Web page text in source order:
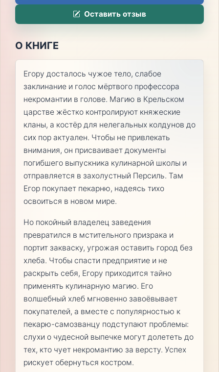
Оставить отзыв
О КНИГЕ
Егору досталось чужое тело, слабое
заклинание и голос мёртвого профессора
некромантии в голове. Магию в Крельском
царстве жёстко контролируют княжеские
кланы, а костёр для нелегальных колдунов до
сих пор актуален. Чтобы не привлекать
внимания, он присваивает документы
погибшего выпускника кулинарной школы и
отправляется в захолустный Персиль. Там
Егор покупает пекарню, надеясь тихо
освоиться в новом мире.
Но покойный владелец заведения
превратился в мстительного призрака и
портит закваску, угрожая оставить город без
хлеба. Чтобы спасти предприятие и не
раскрыть себя, Егору приходится тайно
применять кулинарную магию. Его
волшебный хлеб мгновенно завоёвывает
покупателей, а вместе с популярностью к
пекарю-самозванцу подступают проблемы:
слухи о чудесной выпечке могут долететь до
тех, кто чует некромантию за версту. Успех
рискует обернуться костром.